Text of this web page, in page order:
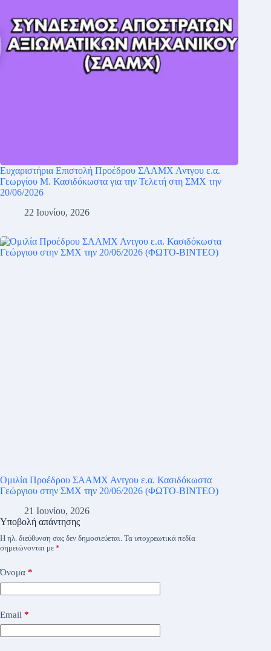
Ευχαριστήρια Επιστολή Προέδρου ΣΑΑΜΧ Αντγου ε.α.
Γεωργίου Μ. Κασιδόκωστα για την Τελετή στη ΣΜΧ την
20/06/2026
22 Ιουνίου, 2026
Ομιλία Προέδρου ΣΑΑΜΧ Αντγου ε.α. Κασιδόκωστα
Γεώργιου στην ΣΜΧ την 20/06/2026 (ΦΩΤΟ-ΒΙΝΤΕΟ)
21 Ιουνίου, 2026
Υποβολή απάντησης
Η ηλ. διεύθυνση σας δεν δημοσιεύεται. Τα υποχρεωτικά πεδία
σημειώνονται με *
Όνομα *
Email *